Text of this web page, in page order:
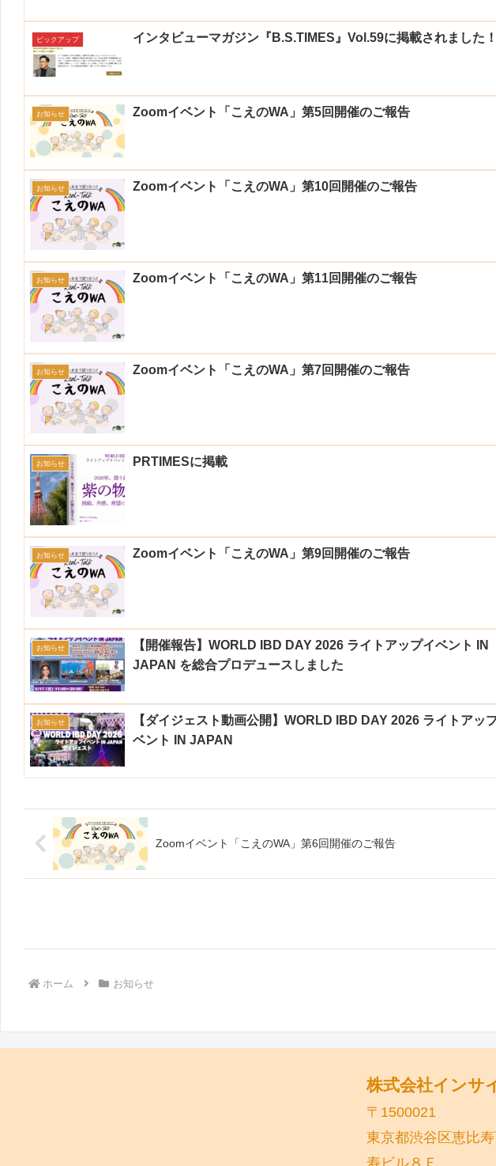
ピックアップ インタビューマガジン『B.S.TIMES』Vol.59に掲載されました！
お知らせ Zoomイベント「こえのWA」第5回開催のご報告
お知らせ Zoomイベント「こえのWA」第10回開催のご報告
お知らせ Zoomイベント「こえのWA」第11回開催のご報告
お知らせ Zoomイベント「こえのWA」第7回開催のご報告
お知らせ PRTIMESに掲載
お知らせ Zoomイベント「こえのWA」第9回開催のご報告
お知らせ
【開催報告】WORLD IBD DAY 2026 ライトアップイベント IN
JAPAN を総合プロデュースしました
お知らせ
【ダイジェスト動画公開】WORLD IBD DAY 2026 ライトアッ
ベント IN JAPAN
Zoomイベント「こえのWA」第6回開催のご報告
ホーム お知らせ
株式会社インサ
〒1500021
東京都渋谷区恵比